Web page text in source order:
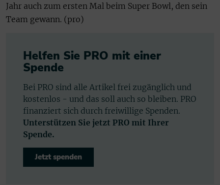
Jahr auch zum ersten Mal beim Super Bowl, den sein
Team gewann. (pro)
Helfen Sie PRO mit einer
Spende
Bei PRO sind alle Artikel frei zugänglich und
kostenlos - und das soll auch so bleiben. PRO
finanziert sich durch freiwillige Spenden.
Unterstützen Sie jetzt PRO mit Ihrer
Spende.
Jetzt spenden